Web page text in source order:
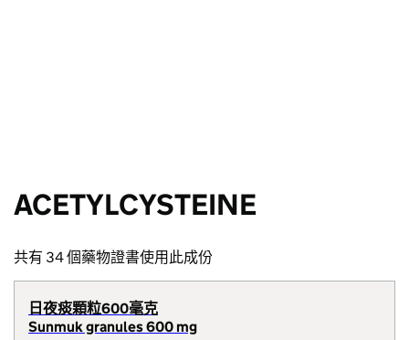
ACETYLCYSTEINE
共有 34 個藥物證書使用此成份
日夜痰顆粒600毫克
Sunmuk granules 600 mg